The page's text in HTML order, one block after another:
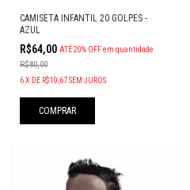
CAMISETA INFANTIL 20 GOLPES -
AZUL
R$64,00 ATÉ 20% OFFem quantidade
R$80,00
6X DE R$10,67SEM JUROS
COMPRAR